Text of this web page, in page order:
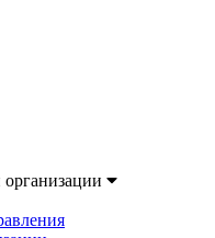
организации